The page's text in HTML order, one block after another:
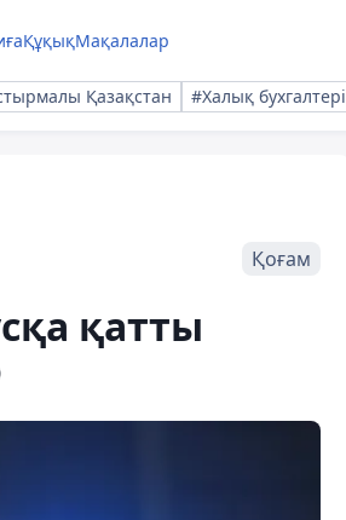
ҚұқықМақалалар
Қазақстан #Халық бухгалтері
Қоғам
қатты